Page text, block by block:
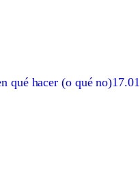
qué hacer (o qué no)17.01